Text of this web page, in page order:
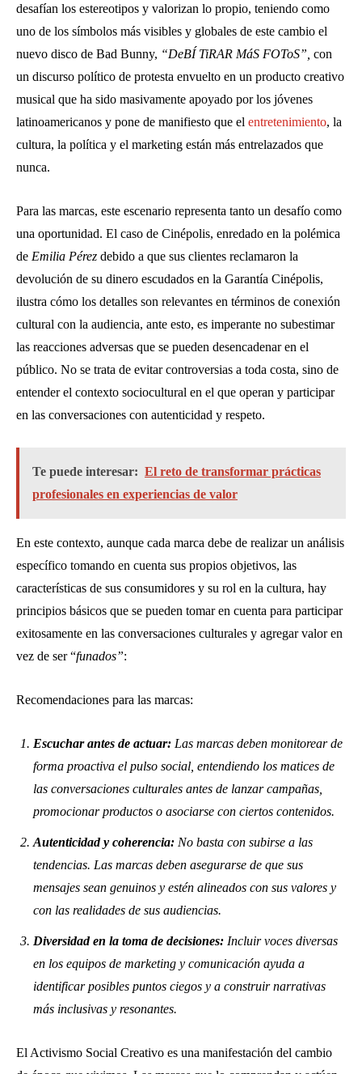
desafían los estereotipos y valorizan lo propio, teniendo como
uno de los símbolos más visibles y globales de este cambio el
nuevo disco de Bad Bunny, “DeBÍ TiRAR MáS FOToS” con
un discurso político de protesta envuelto en un producto creativo
musical que ha sido masivamente apoyado por los jóvenes
latinoamericanos y pone de manifiesto que el entretenimiento, la
cultura, la política y el marketing están más entrelazados que
nunca.
Para las marcas, este escenario representa tanto un desafío como
una oportunidad. El caso de Cinépolis, enredado en la polémica
de Emilia Pérez debido a que sus clientes reclamaron la
devolución de su dinero escudados en la Garantía Cinépolis,
ilustra cómo los detalles son relevantes en términos de conexión
cultural con la audiencia, ante esto, es imperante no subestimar
las reacciones adversas que se pueden desencadenar en el
público. No se trata de evitar controversias a toda costa, sino de
entender el contexto sociocultural en el que operan y participar
en las conversaciones con autenticidad y respeto.
Te puede interesar: El reto de transformar prácticas
profesionales en experiencias de valor
En este contexto, aunque cada marca debe de realizar un análisis
específico tomando en cuenta sus propios objetivos, las
características de sus consumidores y su rol en la cultura, hay
principios básicos que se pueden tomar en cuenta para participar
exitosamente en las conversaciones culturales y agregar valor en
vez de ser “funados”:
Recomendaciones para las marcas:
Escuchar antes de actuar: Las marcas deben monitorear de
forma proactiva el pulso social, entendiendo los matices de
las conversaciones culturales antes de lanzar campañas,
promocionar productos o asociarse con ciertos contenidos.
Autenticidad y coherencia: No basta con subirse a las
tendencias. Las marcas deben asegurarse de que sus
mensajes sean genuinos y estén alineados con sus valores y
con las realidades de sus audiencias.
Diversidad en la toma de decisiones: Incluir voces diversas
en los equipos de marketing y comunicación ayuda a
identificar posibles puntos ciegos y a construir narrativas
más inclusivas y resonantes.
El Activismo Social Creativo es una manifestación del cambio